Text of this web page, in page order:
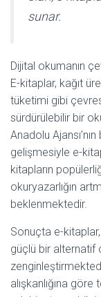
sunar.
Dijital okumanın
E-kitaplar, kağıt
tüketimi gibi
sürdürülebilir bir
Anadolu
gelişmesiyle e-
kitapların
okuryazarlığın
beklenmektedir.
Sonuçta e-
güçlü bir alternatif
alışkanlığına